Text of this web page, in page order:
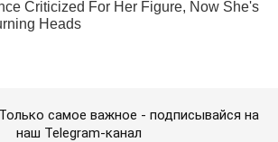
самое важное - подписывайся на
наш Telegram-канал